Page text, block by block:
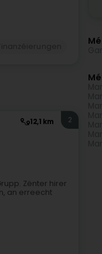
12,1 km 2
Zënter hirer
an erreecht